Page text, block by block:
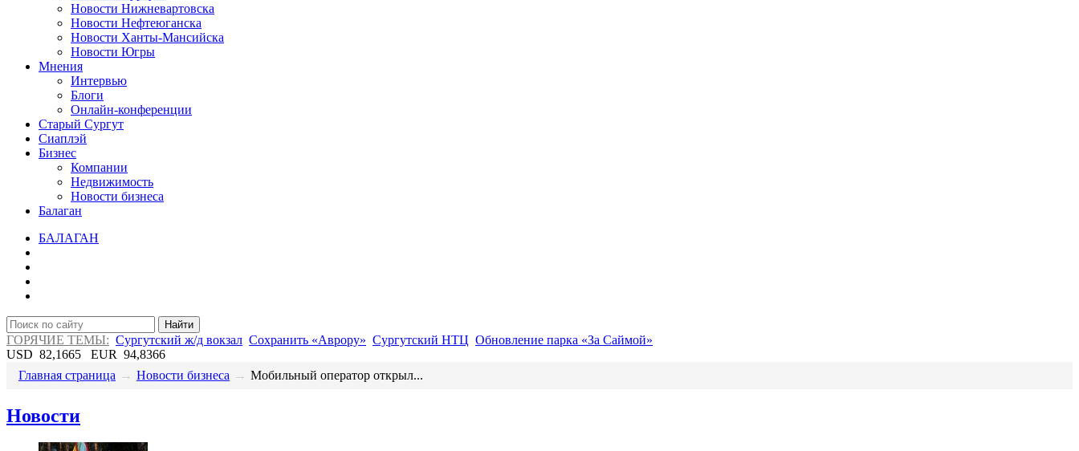
Новости Нижневартовска
Новости Нефтеюганска
Новости Ханты-Мансийска
Новости Югры
Мнения
Интервью
Блоги
Онлайн-конференции
Старый Сургут
Сиаплэй
Бизнес
Компании
Недвижимость
Новости бизнеса
Балаган
БАЛАГАН
Найти
ГОРЯЧИЕ ТЕМЫ: Сургутский ж/д вокзал Сохранить «Аврору» Сургутский НТЦ Обновление парка «За Саймой»
USD 82,1665 EUR 94,8366
Главная страница → Новости бизнеса → ​Мобильный оператор открыл...
Новости